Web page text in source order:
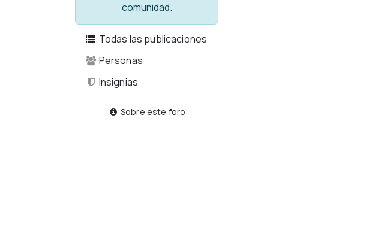
comunidad.
Todas las publicaciones
Personas
Insignias
Sobre este foro